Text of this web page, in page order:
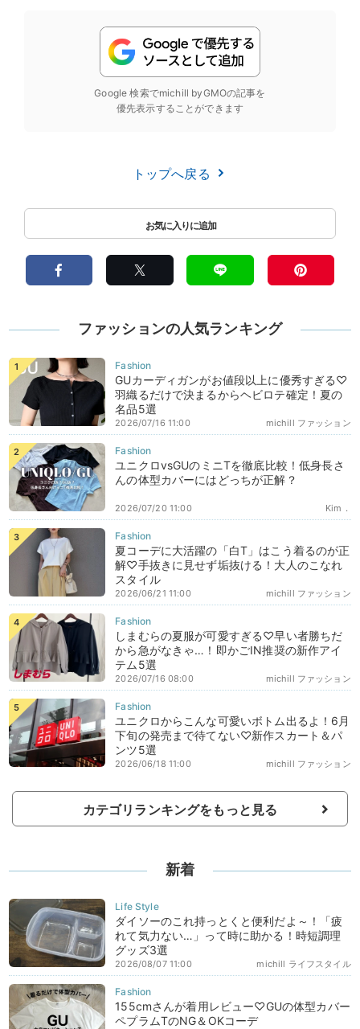
Google 検索でmichill byGMOの記事を
優先表示することができます
トップへ戻る
ファッションの人気ランキング
GUカーディガンがお値段以上に優秀すぎる♡
羽織るだけで決まるからヘビロテ確定！夏の
名品5選
michill ファッション
2026/07/16 11:00
ユニクロvsGUのミニTを徹底比較！低身長さ
んの体型カバーにはどっちが正解？
Kim．
2026/07/20 11:00
夏コーデに大活躍の「白T」はこう着るのが正
解♡手抜きに見せず垢抜ける！大人のこなれ
スタイル
michill ファッション
2026/06/21 11:00
しまむらの夏服が可愛すぎる♡早い者勝ちだ
から急がなきゃ…！即かごIN推奨の新作アイ
テム5選
michill ファッション
2026/07/16 08:00
ユニクロからこんな可愛いボトム出るよ！6月
下旬の発売まで待てない♡新作スカート＆パ
ンツ5選
michill ファッション
2026/06/18 11:00
カテゴリランキングをもっと見る
新着
ダイソーのこれ持っとくと便利だよ～！「疲
れて気力ない…」って時に助かる！時短調理
グッズ3選
michill ライフスタイル
2026/08/07 11:00
155cmさんが着用レビュー♡GUの体型カバー
ペプラムTのNG＆OKコーデ